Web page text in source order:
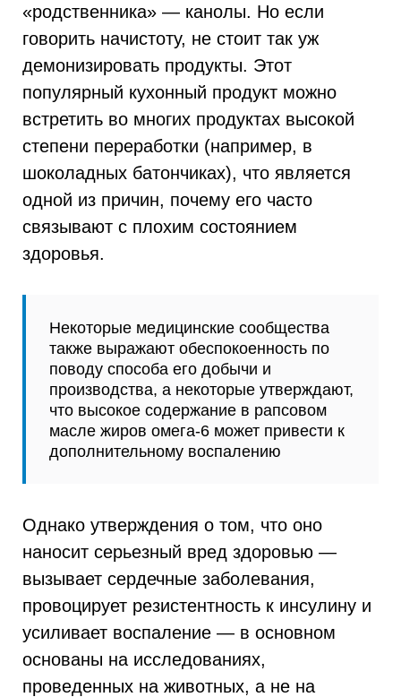
«родственника» — канолы. Но если
говорить начистоту, не стоит так уж
демонизировать продукты. Этот
популярный кухонный продукт можно
встретить во многих продуктах высокой
степени переработки (например, в
шоколадных батончиках), что является
одной из причин, почему его часто
связывают с плохим состоянием
здоровья.
Некоторые медицинские сообщества
также выражают обеспокоенность по
поводу способа его добычи и
производства, а некоторые утверждают,
что высокое содержание в рапсовом
масле жиров омега-6 может привести к
дополнительному воспалению
Однако утверждения о том, что оно
наносит серьезный вред здоровью —
вызывает сердечные заболевания,
провоцирует резистентность к инсулину и
усиливает воспаление — в основном
основаны на исследованиях,
проведенных на животных, а не на